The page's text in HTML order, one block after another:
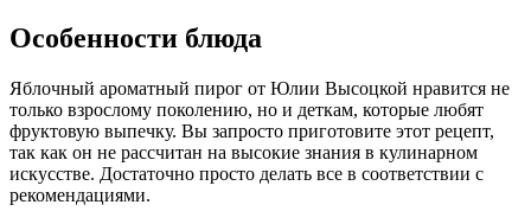
Особенности блюда
Яблочный ароматный пирог от Юлии Высоцкой нравится не
только взрослому поколению, но и деткам, которые любят
фруктовую выпечку. Вы запросто приготовите этот рецепт,
так как он не рассчитан на высокие знания в кулинарном
искусстве. Достаточно просто делать все в соответствии с
рекомендациями.